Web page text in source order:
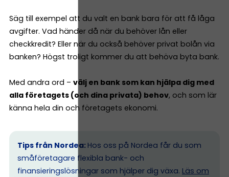
Säg till exempel att du valt en bank bara för att få låga
avgifter. Vad händer då när du behöver lån eller
checkkredit? Eller när du också behöver privat bolån via
banken? Högst troligt kommer du att behöva byta bank.
Med andra ord – välj en bank som kan hjälpa dig med
alla företagets (och dina privata) behov, och som lär
känna hela din och företagets ekonomi.
Tips från Nordea: Hos oss på Nordea får du som
småföretagare flexibla bank- och
finansieringslösningar som hjälper dig växa. Läs om